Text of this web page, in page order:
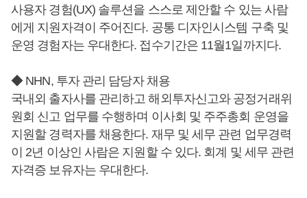
사용자 경험(UX) 솔루션을 스스로 제안할 수 있는 사람
에게 지원자격이 주어진다. 공통 디자인시스템 구축 및
운영 경험자는 우대한다. 접수기간은 11월1일까지다.
◆ NHN, 투자 관리 담당자 채용
국내외 출자사를 관리하고 해외투자신고와 공정거래위
원회 신고 업무를 수행하며 이사회 및 주주총회 운영을
지원할 경력자를 채용한다. 재무 및 세무 관련 업무경력
이 2년 이상인 사람은 지원할 수 있다. 회계 및 세무 관련
자격증 보유자는 우대한다.